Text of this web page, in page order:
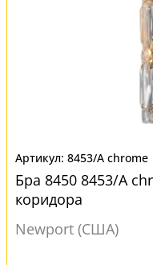
8453/A chrome
Бра 8450 8453/A
коридора
Newport (США)